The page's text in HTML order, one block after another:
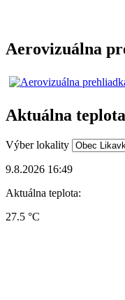
Aerovizuálna
Aktuálna teplota
Výber lokality
9.8.2026 16:49
Aktuálna teplota:
27.5 °C